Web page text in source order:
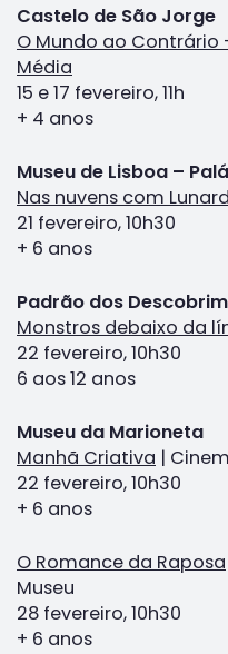
Castelo de São Jorge
O Mundo ao Contrário
Média
15 e 17 fevereiro, 11h
+ 4 anos
Museu de Lisboa –
Nas nuvens com
21 fevereiro, 10h30
+ 6 anos
Padrão dos
Monstros debaixo da
22 fevereiro, 10h30
6 aos 12 anos
Museu da Marioneta
Manhã Criativa |
22 fevereiro, 10h30
+ 6 anos
O Romance da Raposa
Museu
28 fevereiro, 10h30
+ 6 anos